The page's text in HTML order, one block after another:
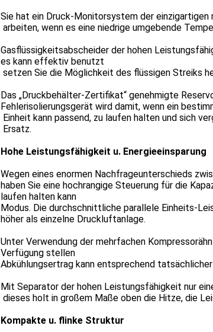
Sie hat ein Druck-Monitorsystem der
arbeiten, wenn es eine niedrige umgebende
Gasflüssigkeitsabscheider der hohen
es kann effektiv benutzt
setzen Sie die Möglichkeit des flüssigen Streiks
Das „Druckbehälter-Zertifikat“ genehmigte
Fehlerisolierungsgerät wird damit, wenn ein
Einheit kann passend, zu laufen halten und sich
Ersatz.
Hohe Leistungsfähigkeit u. Energieeinsparung
Wegen eines enormen Nachfrageunterschieds
haben Sie eine hochrangige Steuerung für die
laufen halten kann
Modus. Die durchschnittliche parallele Einheits-
höher als einzelne Druckluftanlage.
Unter Verwendung der mehrfachen
Verfügung stellen
Abkühlungsertrag kann entsprechend
Mit Separator der hohen Leistungsfähigkeit nur
dieses holt in großem Maße oben die Hitze, die
Kompakte u. flinke Struktur